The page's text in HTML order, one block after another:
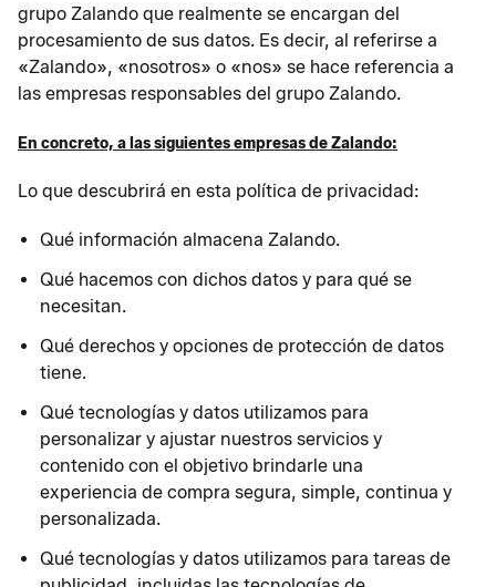
grupo Zalando que realmente se encargan del
procesamiento de sus datos. Es decir, al referirse a
«Zalando», «nosotros» o «nos» se hace referencia a
las empresas responsables del grupo Zalando.
En concreto, a las siguientes empresas de Zalando:
Lo que descubrirá en esta política de privacidad:
Qué información almacena Zalando.
Qué hacemos con dichos datos y para qué se
necesitan.
Qué derechos y opciones de protección de datos
tiene.
Qué tecnologías y datos utilizamos para
personalizar y ajustar nuestros servicios y
contenido con el objetivo brindarle una
experiencia de compra segura, simple, continua y
personalizada.
Qué tecnologías y datos utilizamos para tareas de